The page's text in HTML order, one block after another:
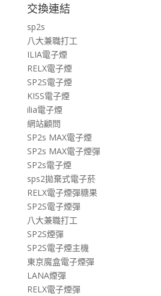
交換連結
sp2s
八大兼職打工
ILIA電子煙
RELX電子煙
SP2S電子煙
KISS電子煙
ilia電子煙
網站顧問
SP2s MAX電子煙
SP2s MAX電子煙彈
SP2s電子煙
sps2拋棄式電子菸
RELX電子煙彈糖果
SP2S電子煙彈
八大兼職打工
SP2S煙彈
SP2S電子煙主機
東京魔盒電子煙彈
LANA煙彈
RELX電子煙彈